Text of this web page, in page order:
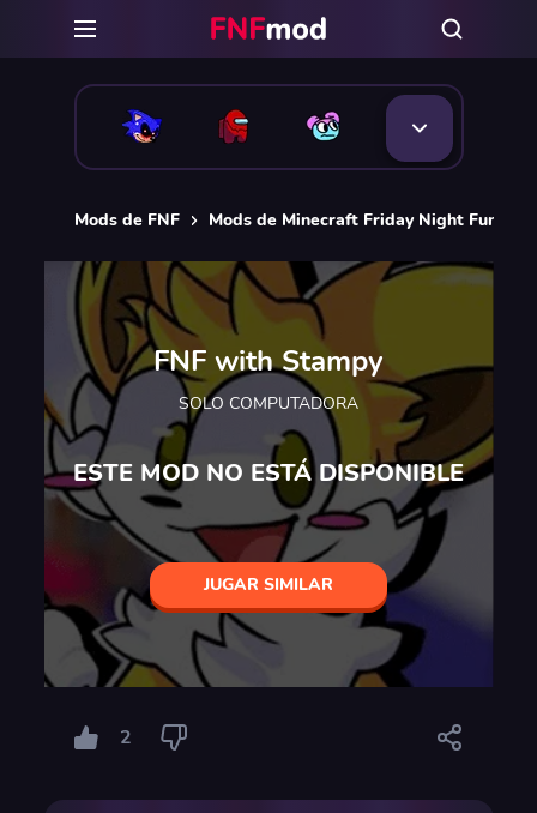
Mods de FNF Mods de Minecraft Friday Night Funkin
FNF with Stampy
SOLO COMPUTADORA
ESTE MOD NO ESTÁ DISPONIBLE
JUGAR SIMILAR
2